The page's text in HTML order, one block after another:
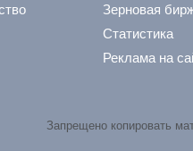
Зерновая
Статистика
Реклама на
Запрещено копировать